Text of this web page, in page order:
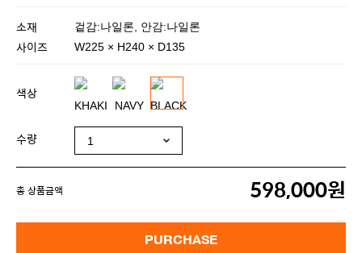
소재 겉감:나일론, 안감:나일론
사이즈 W225 × H240 × D135
색상
수량
총 상품금액 598,000원
PURCHASE